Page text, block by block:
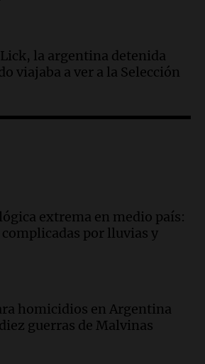
metros en Nueva Córdoba
del Tigo 7 CSH: el
de Invierno con
de 20 países
en San Luis dejó tres
y un herido grave
la argentina detenida
viajaba a ver a la Selección
extrema en medio país:
complicadas por lluvias y
homicidios en Argentina
guerras de Malvinas